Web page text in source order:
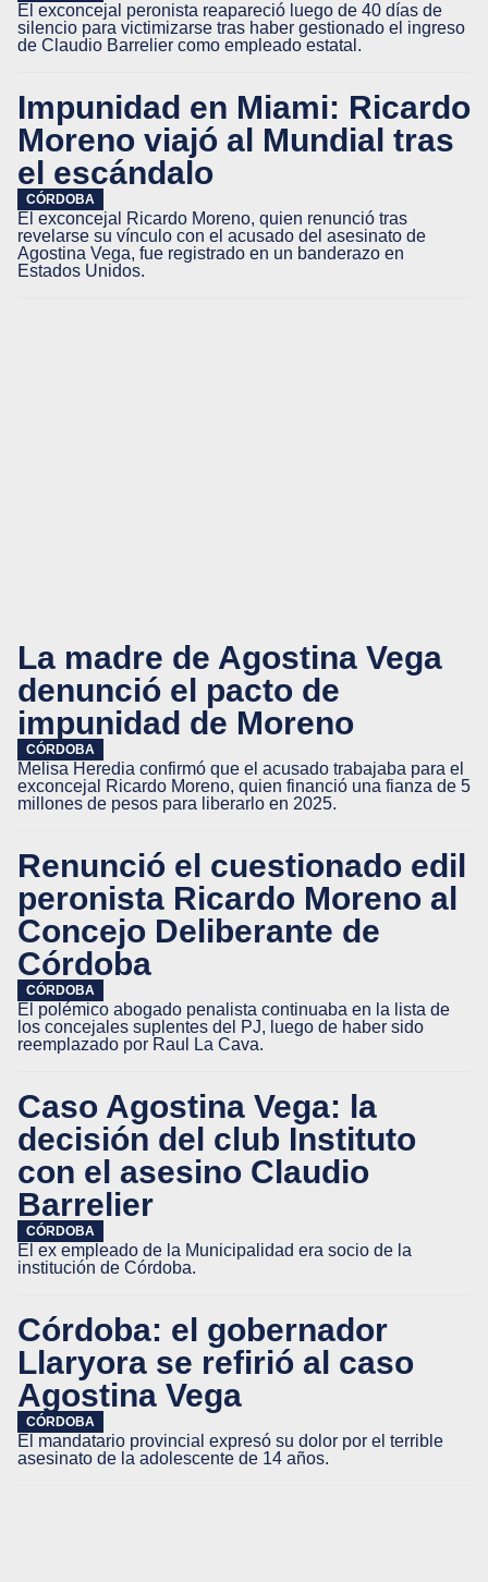
El exconcejal peronista reapareció luego de 40 días de
silencio para victimizarse tras haber gestionado el ingreso
de Claudio Barrelier como empleado estatal.
Impunidad en Miami: Ricardo
Moreno viajó al Mundial tras
el escándalo
CÓRDOBA
El exconcejal Ricardo Moreno, quien renunció tras
revelarse su vínculo con el acusado del asesinato de
Agostina Vega, fue registrado en un banderazo en
Estados Unidos.
La madre de Agostina Vega
denunció el pacto de
impunidad de Moreno
CÓRDOBA
Melisa Heredia confirmó que el acusado trabajaba para el
exconcejal Ricardo Moreno, quien financió una fianza de 5
millones de pesos para liberarlo en 2025.
Renunció el cuestionado edil
peronista Ricardo Moreno al
Concejo Deliberante de
Córdoba
CÓRDOBA
El polémico abogado penalista continuaba en la lista de
los concejales suplentes del PJ, luego de haber sido
reemplazado por Raul La Cava.
Caso Agostina Vega: la
decisión del club Instituto
con el asesino Claudio
Barrelier
CÓRDOBA
El ex empleado de la Municipalidad era socio de la
institución de Córdoba.
Córdoba: el gobernador
Llaryora se refirió al caso
Agostina Vega
CÓRDOBA
El mandatario provincial expresó su dolor por el terrible
asesinato de la adolescente de 14 años.